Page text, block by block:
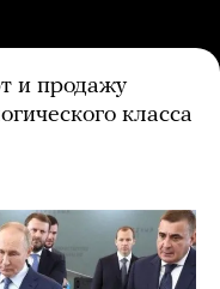
и продажу
класса